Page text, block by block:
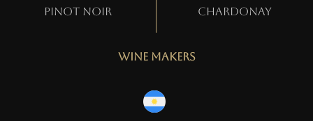
Pinot Noir Chardonay
Wine Makers